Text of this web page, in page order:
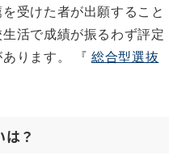
受けた者が出願すること
活で成績が振るわず評定
あります。 『総合型選抜
？